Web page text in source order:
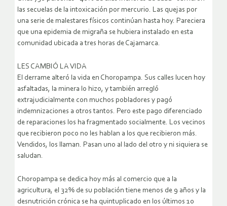
las secuelas de la intoxicación por mercurio. Las quejas por
una serie de malestares físicos continúan hasta hoy. Pareciera
que una epidemia de migraña se hubiera instalado en esta
comunidad ubicada a tres horas de Cajamarca.
LES CAMBIÓ LA VIDA
El derrame alteró la vida en Choropampa. Sus calles lucen hoy
asfaltadas, la minera lo hizo, y también arregló
extrajudicialmente con muchos pobladores y pagó
indemnizaciones a otros tantos. Pero este pago diferenciado
de reparaciones los ha fragmentado socialmente. Los vecinos
que recibieron poco no les hablan a los que recibieron más.
Vendidos, los llaman. Pasan uno al lado del otro y ni siquiera se
saludan.
Choropampa se dedica hoy más al comercio que a la
agricultura, el 32% de su población tiene menos de 9 años y la
desnutrición crónica se ha quintuplicado en los últimos 10